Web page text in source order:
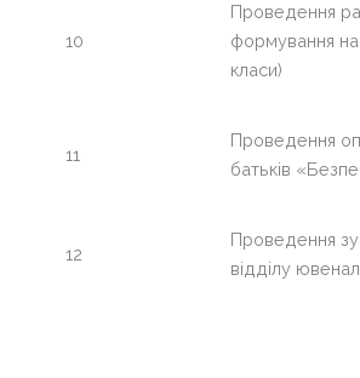
10
Проведення
формування
класи)
11
Проведення
батьків
12
Проведення
відділу